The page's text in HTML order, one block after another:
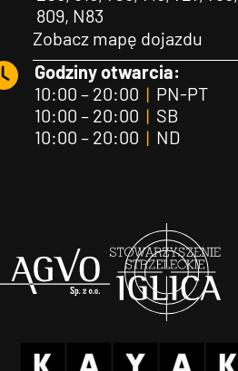
809, N83
Zobacz mapę dojazdu
Godziny otwarcia:
10:00 – 20:00 |PN-PT
10:00 – 20:00 |SB
10:00 – 20:00 |ND
Agvo Iglica